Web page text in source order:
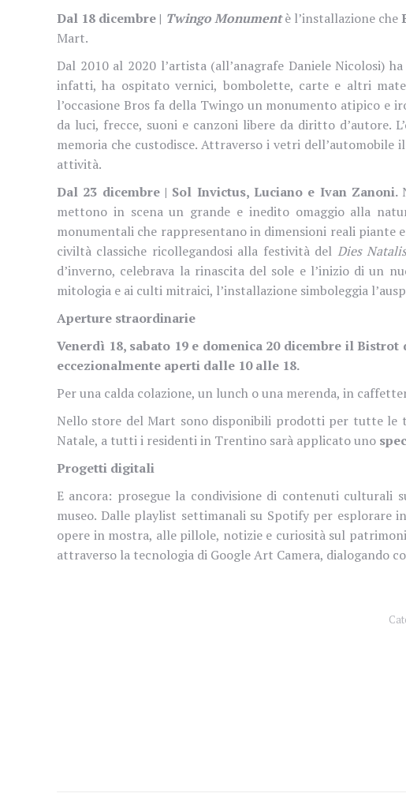
Dal 18 dicembre | Twingo Monumentè l’installazione che
Mart.
Dal 2010 al 2020 l’artista (all’anagrafe Daniele Nicolosi)
infatti, ha ospitato vernici, bombolette, carte e altri
l’occasione Bros fa della Twingo un monumento atipico e
da luci, frecce, suoni e canzoni libere da diritto d’autore.
memoria che custodisce. Attraverso i vetri
attività.
Dal 23 dicembre | Sol Invictus, Luciano e Ivan Zanoni.
mettono in scena un grande e inedito omaggio alla
monumentali che rappresentano in dimensioni reali
civiltà classiche ricollegandosi alla festività del Dies
d’inverno, celebrava la rinascita del sole e l’inizio di un
mitologia e ai culti mitraici, l’installazione simboleggia
Aperture straordinarie
Venerdì 18, sabato 19 e domenica 20 dicembre il
eccezionalmente aperti dalle 10 alle 18.
Per una calda colazione, un lunch o una merenda, in
Nello store del Mart sono disponibili prodotti per tutte le
Natale, a tutti i residenti in Trentino sarà applicato uno
Progetti digitali
E ancora: prosegue la condivisione di contenuti culturali
museo. Dalle playlist settimanali su Spotify per esplorare
opere in mostra, alle pillole, notizie e curiosità sul
attraverso la tecnologia di Google Art Camera, dialogando